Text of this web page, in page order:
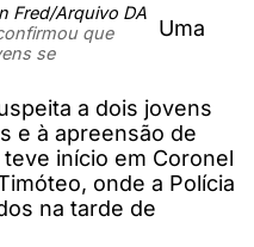
Fred/Arquivo DA
que
se
Uma
a dois jovens
e à apreensão de
início em Coronel
onde a Polícia
na tarde de